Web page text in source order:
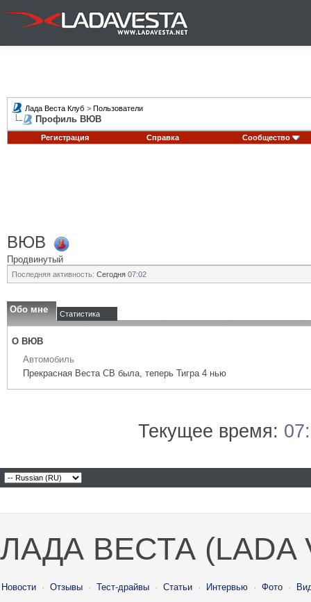
Лада Веста Клуб > Пользователи
Профиль ВЮВ
Регистрация Справка Сообщество
ВЮВ
Продвинутый
Последняя активность: Сегодня 07:02
Обо мне Статистика
О ВЮВ
Автомобиль
Прекрасная Веста СВ была, теперь Тигра 4 нью
Текущее время:
ЛАДА ВЕСТА (LADA
Новости · Отзывы · Тест-драйвы · Статьи · Интервью · Фото ·